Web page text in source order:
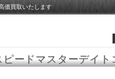
価買取いたします
ピードマスターデイ